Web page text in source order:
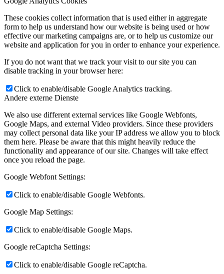
These cookies collect information that is used either in aggregate
form to help us understand how our website is being used or how
effective our marketing campaigns are, or to help us customize our
website and application for you in order to enhance your experience.
If you do not want that we track your visit to our site you can
disable tracking in your browser here:
Click to enable/disable Google Analytics tracking.
Andere externe Dienste
We also use different external services like Google Webfonts,
Google Maps, and external Video providers. Since these providers
may collect personal data like your IP address we allow you to block
them here. Please be aware that this might heavily reduce the
functionality and appearance of our site. Changes will take effect
once you reload the page.
Google Webfont Settings:
Click to enable/disable Google Webfonts.
Google Map Settings:
Click to enable/disable Google Maps.
Google reCaptcha Settings:
Click to enable/disable Google reCaptcha.